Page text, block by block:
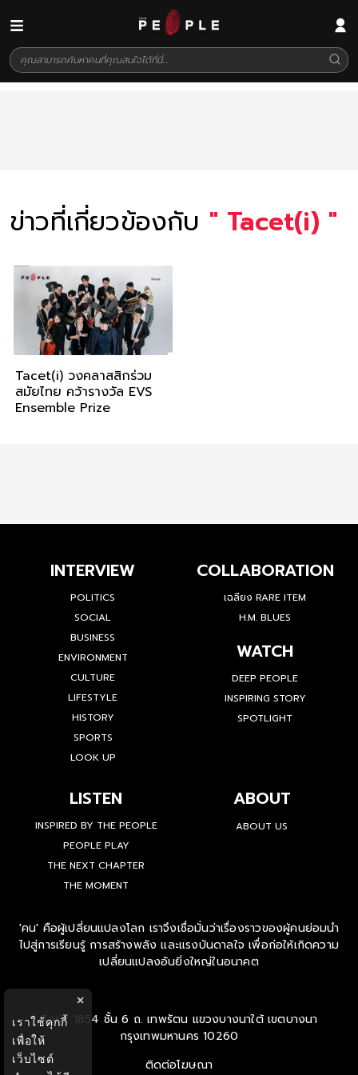
ข่าวที่เกี่ยวข้องกับ " Tacet(i) "
Tacet(i) วงคลาสสิกร่วม
สมัยไทย คว้ารางวัล EVS
Ensemble Prize
INTERVIEW
POLITICS
SOCIAL
BUSINESS
ENVIRONMENT
CULTURE
LIFESTYLE
HISTORY
SPORTS
LOOK UP
COLLABORATION
เฉลียง RARE ITEM
H.M. BLUES
WATCH
DEEP PEOPLE
INSPIRING STORY
SPOTLIGHT
LISTEN
INSPIRED BY THE PEOPLE
PEOPLE PLAY
THE NEXT CHAPTER
THE MOMENT
ABOUT
ABOUT US
'คน' คือผู้เปลี่ยนแปลงโลก เราจึงเชื่อมั่นว่าเรื่องราวของผู้คนย่อมนำ
ไปสู่การเรียนรู้ การสร้างพลัง และแรงบันดาลใจ เพื่อก่อให้เกิดความ
เปลี่ยนแปลงอันยิ่งใหญ่ในอนาคต
ที่อยู่ : 1854 ชั้น 6 ถ. เทพรัตน แขวงบางนาใต้ เขตบางนา
กรุงเทพมหานคร 10260
ติดต่อโฆษณา
×
เราใช้คุกกี้
เพื่อให้
เว็บไซต์